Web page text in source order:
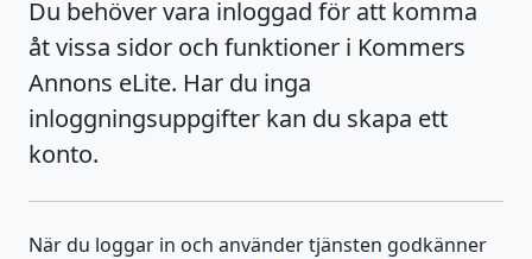
Du behöver vara inloggad för att komma
åt vissa sidor och funktioner i Kommers
Annons eLite. Har du inga
inloggningsuppgifter kan du skapa ett
konto.
När du loggar in och använder tjänsten godkänner